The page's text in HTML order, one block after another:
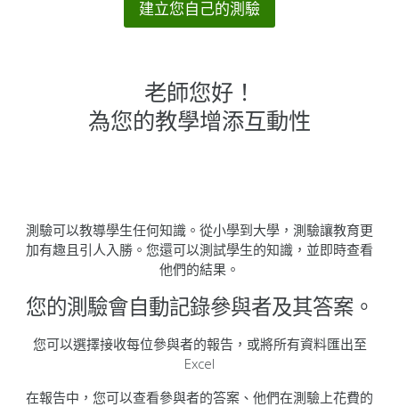
建立您自己的測驗
老師您好！
為您的教學增添互動性
測驗可以教導學生任何知識。從小學到大學，測驗讓教育更
加有趣且引人入勝。您還可以測試學生的知識，並即時查看
他們的結果。
您的測驗會自動記錄參與者及其答案。
您可以選擇接收每位參與者的報告，或將所有資料匯出至
Excel
在報告中，您可以查看參與者的答案、他們在測驗上花費的